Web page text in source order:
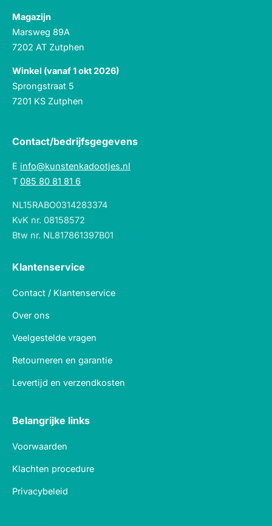
Magazijn
Marsweg 89A
7202 AT Zutphen
Winkel (vanaf 1 okt 2026)
Sprongstraat 5
7201 KS Zutphen
Contact/bedrijfsgegevens
E info@kunstenkadootjes.nl
T 085 80 81 81 6
NL15RABO0314283374
KvK nr. 08158572
Btw nr. NL817861397B01
Klantenservice
Contact / Klantenservice
Over ons
Veelgestelde vragen
Retourneren en garantie
Levertijd en verzendkosten
Belangrijke links
Voorwaarden
Klachten procedure
Privacybeleid